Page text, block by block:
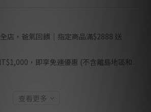
全店，爸氣回饋｜指定商品滿$2888 送
，即享免運優惠 (不含離島地區和
查看更多